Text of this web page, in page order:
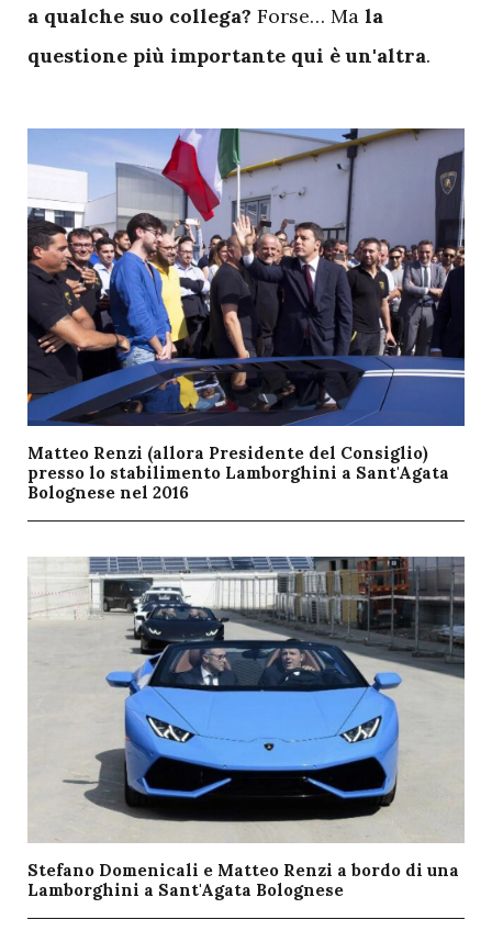
a qualche suo collega? Forse… Ma la
questione più importante qui è un'altra.
Matteo Renzi (allora Presidente del Consiglio)
presso lo stabilimento Lamborghini a Sant'Agata
Bolognese nel 2016
Stefano Domenicali e Matteo Renzi a bordo di una
Lamborghini a Sant'Agata Bolognese